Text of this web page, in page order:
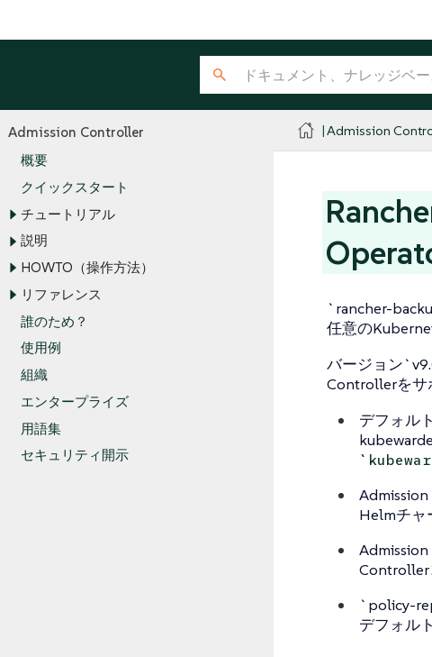
Admission Controller
概要
クイックスタート
チュートリアル
説明
HOWTO（操作方法）
リファレンス
誰のため？
使用例
組織
エンタープライズ
用語集
セキュリティ開示
Admission
`rancher-
任意の
バージョン
Controllerをサ
デフォル
Helmチャ
Controller
`policy-
デフォル